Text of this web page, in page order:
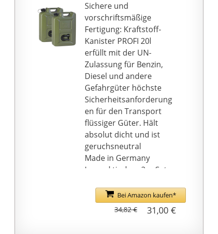
Sichere und
vorschriftsmäßige
Fertigung: Kraftstoff-
Kanister PROFI 20l
erfüllt mit der UN-
Zulassung für Benzin,
Diesel und andere
Gefahrgüter höchste
Sicherheitsanforderung
en für den Transport
flüssiger Güter. Hält
absolut dicht und ist
geruchsneutral
Made in Germany
Im praktischen 2er Set -
Kanister: 20 Liter
E10 geeignet / Material:
Bei Amazon kaufen*
31,00 €
34,82 €